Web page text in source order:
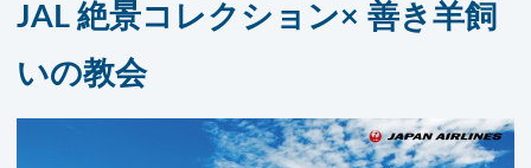
JAL 絶景コレクション× 善き羊飼
いの教会